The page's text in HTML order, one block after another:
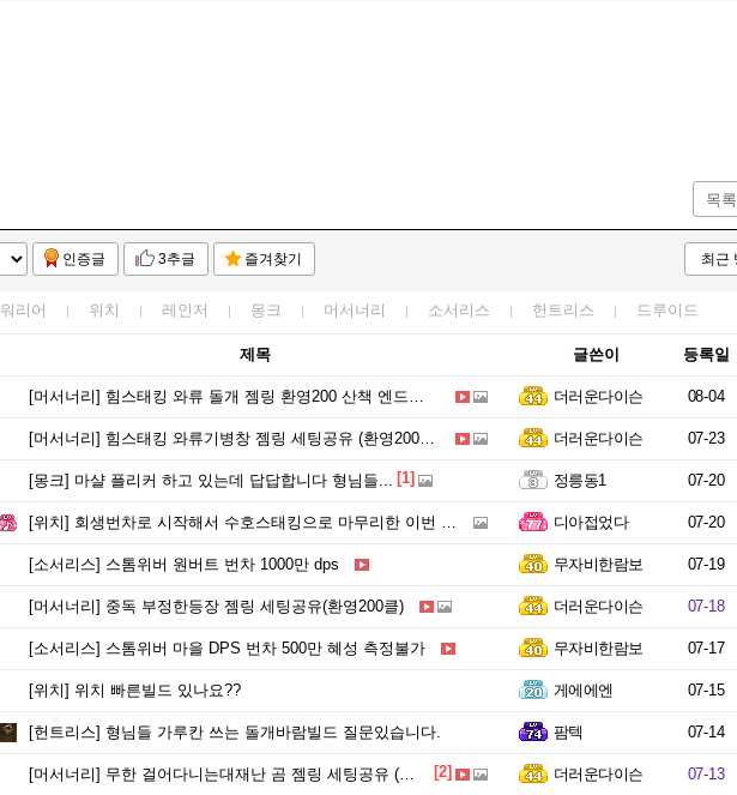
목록
인증글 3추글 즐겨찾기
워리어 위치 레인저 몽크 머서너리 소서리스 헌트리스 드루이드
제목 글쓴이 등록일
[머서너리] 힘스태킹 와류 돌개 젬링 환영200 산책 엔드세팅 개선판 더러운다이슨 08-04
[머서너리] 힘스태킹 와류기병창 젬링 세팅공유 (환영200클) 더러운다이슨 07-23
[몽크] 마샬 플리커 하고 있는데 답답합니다 형님들... [1] 정릉동1 07-20
[위치] 회생번차로 시작해서 수호스태킹으로 마무리한 이번 시즌. 디아접었다 07-20
[소서리스] 스톰위버 원버트 번차 1000만 dps 무자비한람보 07-19
[머서너리] 중독 부정한등장 젬링 세팅공유(환영200클) 더러운다이슨 07-18
[소서리스] 스톰위버 마을 DPS 번차 500만 혜성 측정불가 무자비한람보 07-17
[위치] 위치 빠른빌드 있나요?? 게에에엔 07-15
[헌트리스] 형님들 가루칸 쓰는 돌개바람빌드 질문있습니다. 팜텍 07-14
[머서너리] 무한 걸어다니는대재난 곰 젬링 세팅공유 (환영200) [2] 더러운다이슨 07-13